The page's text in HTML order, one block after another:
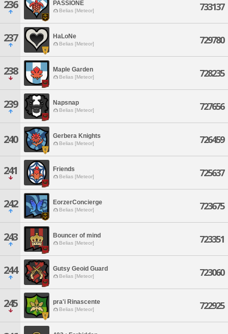
236 PASSIONE
Belias [Meteor] 733137
237 HaLoNe
Belias [Meteor] 729780
238 Maple Garden
Belias [Meteor] 728235
239 Napsnap
Belias [Meteor] 727656
240 Gerbera Knights
Belias [Meteor] 726459
241 Friends
Belias [Meteor] 725637
242 EorzerConcierge
Belias [Meteor] 723675
243 Bouncer of mind
Belias [Meteor] 723351
244 Gutsy Geoid Guard
Belias [Meteor] 723060
245 pra'i Rinascente
Belias [Meteor] 722925